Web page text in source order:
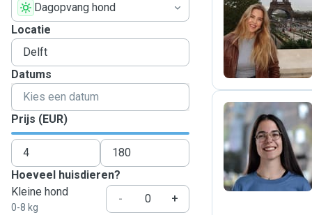
Dagopvang hond
Locatie
Datums
Prijs (EUR)
Hoeveel huisdieren?
Kleine hond
0-8 kg
-
+
D
M